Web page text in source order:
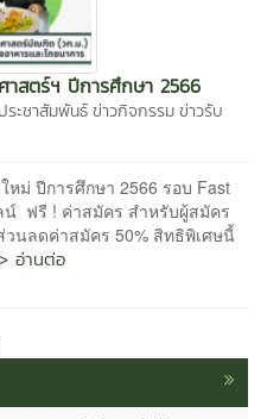
สตร์ฯ ปีการศึกษา 2566
ระชาสัมพันธ์ข่าวกิจกรรมข่าวรับ
ม่ ปีการศึกษา 2566 รอบ Fast
น์ ฟรี ! ค่าสมัคร สำหรับผู้สมัคร
นลดค่าสมัคร 50% สิทธิพิเศษนี้
อ่านต่อ